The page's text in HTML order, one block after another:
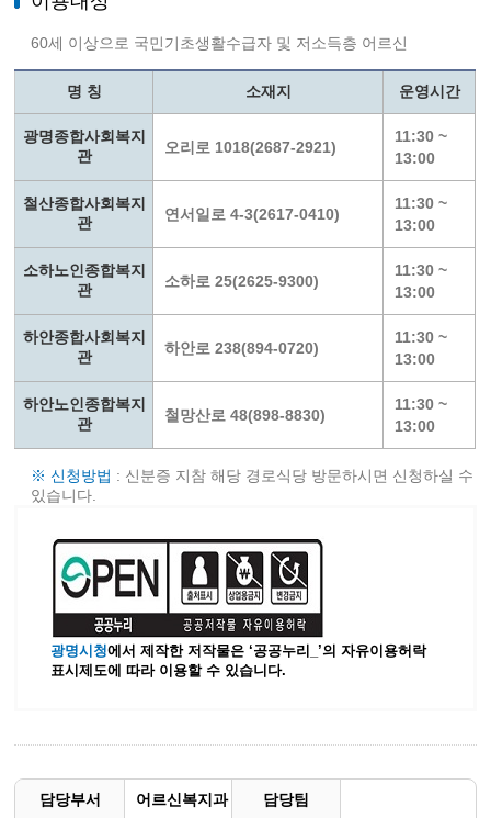
60세 이상으로 국민기초생활수급자 및 저소득층 어르신
명 칭 소재지 운영시간
광명종합사회복지
관
오리로 1018(2687-2921)
11:30 ~
13:00
철산종합사회복지
관
연서일로 4-3(2617-0410)
11:30 ~
13:00
소하노인종합복지
관
소하로 25(2625-9300)
11:30 ~
13:00
하안종합사회복지
관
하안로 238(894-0720)
11:30 ~
13:00
하안노인종합복지
관
철망산로 48(898-8830)
11:30 ~
13:00
※ 신청방법 : 신분증 지참 해당 경로식당 방문하시면 신청하실 수
있습니다.
광명시청에서 제작한 저작물은 ‘공공누리_’의 자유이용허락
표시제도에 따라 이용할 수 있습니다.
담당부서 어르신복지과 담당팀